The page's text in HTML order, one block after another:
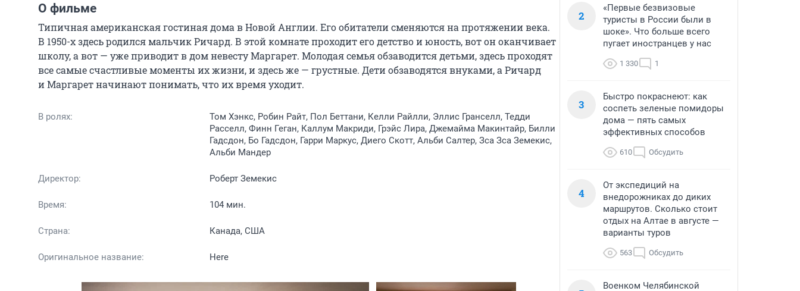
О фильме
Типичная американская гостиная дома в Новой Англии. Его обитатели сменяются на протяжении века.
В 1950-х здесь родился мальчик Ричард. В этой комнате проходит его детство и юность, вот он оканчивает
школу, а вот — уже приводит в дом невесту Маргарет. Молодая семья обзаводится детьми, здесь проходят
все самые счастливые моменты их жизни, и здесь же — грустные. Дети обзаводятся внуками, а Ричард
и Маргарет начинают понимать, что их время уходит.
В ролях:
Том Хэнкс, Робин Райт, Пол Беттани, Келли Райлли, Эллис Гранселл, Тедди
Расселл, Финн Геган, Каллум Макриди, Грэйс Лира, Джемайма Макинтайр, Билли
Гадсдон, Бо Гадсдон, Гарри Маркус, Диего Скотт, Альби Салтер, Зса Зса Земекис,
Альби Мандер
Директор: Роберт Земекис
Время: 104 мин.
Страна: Канада, США
Оригинальное название: Here
2
«Первые безвизовые
туристы в России были в
шоке». Что больше всего
пугает иностранцев у нас
1 330 1
3
Быстро покраснеют: как
соспеть зеленые помидоры
дома — пять самых
эффективных способов
610 Обсудить
4
От экспедиций на
внедорожниках до диких
маршрутов. Сколько стоит
отдых на Алтае в августе —
варианты туров
563 Обсудить
Военком Челябинской